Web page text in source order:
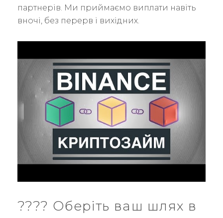
партнерів. Ми приймаємо виплати навіть
вночі, без перерв і вихідних.
???? Оберіть ваш шлях в